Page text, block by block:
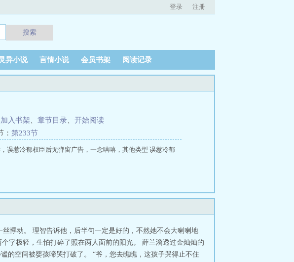
登录 注册
搜索
异小说 言情小说 会员书架 阅读记录
加入书架 章节目录
开始阅读
： 第233节
误惹冷郁权臣后无弹窗广告，一念嘻嘻，其他类型 误惹冷郁
悸动。 理智告诉他，后半句一定是好的，不然她不会大喇喇地
字极轻，生怕打碎了照在两人面前的阳光。 薛兰漪透过金灿灿的
的空间被婴孩啼哭打破了。 “爷，您去瞧瞧，这孩子哭得止不住